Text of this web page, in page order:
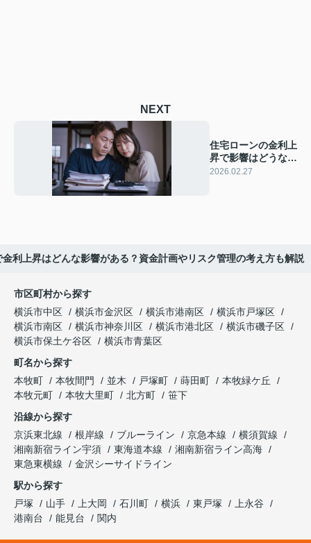
NEXT
住宅ローンの金利上
昇で影響はどうな
る？今検討中の方の
2026.02.27
利上昇はどんな影響がある？資金計画やリスク管理の考え方も解説
市区町村から探す
横浜市中区
横浜市金沢区 横浜市港南区
横浜市戸塚区
横浜市南区
横浜市神奈川区 横浜市港北区
横浜市磯子区
横浜市保土ケ谷区
横浜市青葉区
町名から探す
本牧町
本牧間門 並木 戸塚町 蒔田町
本牧緑ケ丘
本牧元町
本牧大里町 北方町
笹下
沿線から探す
京浜東北線
根岸線 ブルーライン 京急本線
横須賀線
湘南新宿ライン宇須
東海道本線
湘南新宿ライン高海
東急東横線
金沢シーサイドライン
駅から探す
戸塚
山手 上大岡 石川町 横浜 東戸塚
上永谷
港南台
能見台 関内